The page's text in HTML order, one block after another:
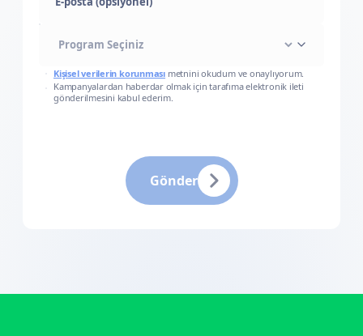
E-posta (opsiyonel)
Kişisel verilerin korunması metnini okudum ve onaylıyorum.
Kampanyalardan haberdar olmak için tarafıma elektronik ileti
gönderilmesini kabul ederim.
Gönder